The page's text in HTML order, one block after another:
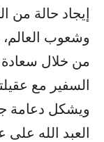
إيجاد حالة من
وشعوب
من خلال
السفير مع
ويشكل دعامة
العبد الله على